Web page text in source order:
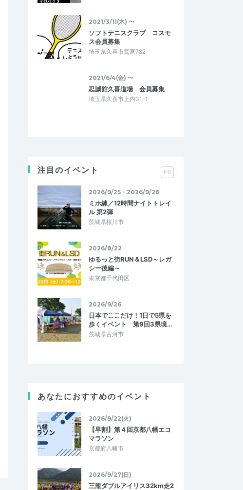
2021/3/11(木) 〜
ソフトテニスクラブ コスモ
ス会員募集
埼玉県久喜市鷲宮782
2021/6/4(金) 〜
忍誠館久喜道場 会員募集
埼玉県久喜市上内31-1
注目のイベント PR
2026/9/25・2026/9/26
ミホ練／12時間ナイトトレイ
ル 第2弾
茨城県桜川市
2026/8/22
ゆるっと街RUN＆LSD～レガ
シー後編～
東京都千代田区
2026/9/26
日本でここだけ！1日で5県を
歩くイベント 第9回3県境…
茨城県古河市
あなたにおすすめのイベント
2026/9/22(火)
【早割】第４回京都八幡エコ
マラソン
京都府八幡市
2026/9/27(日)
三瓶ダブルアイリス32km走2